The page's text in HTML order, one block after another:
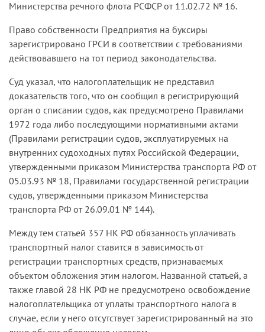
Министерства речного флота РСФСР от 11.02.72 № 16.
Право собственности Предприятия на буксиры
зарегистрировано ГРСИ в соответствии с требованиями
действовавшего на тот период законодательства.
Суд указал, что налогоплательщик не представил
доказательств того, что он сообщил в регистрирующий
орган о списании судов, как предусмотрено Правилами
1972 года либо последующими нормативными актами
(Правилами регистрации судов, эксплуатируемых на
внутренних судоходных путях Российской Федерации,
утвержденными приказом Министерства транспорта РФ от
05.03.93 № 18, Правилами государственной регистрации
судов, утвержденными приказом Министерства
транспорта РФ от 26.09.01 № 144).
Между тем статьей 357 НК РФ обязанность уплачивать
транспортный налог ставится в зависимость от
регистрации транспортных средств, признаваемых
объектом обложения этим налогом. Названной статьей, а
также главой 28 НК РФ не предусмотрено освобождение
налогоплательщика от уплаты транспортного налога в
случае, если у него отсутствует зарегистрированный на это